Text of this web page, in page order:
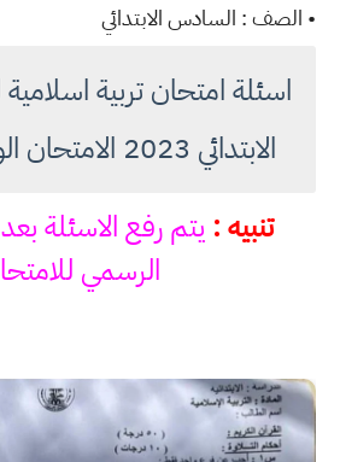
• الصف : السادس الابتدائي
اسئلة امتحان تربية
الابتدائي 2023 الامتحان الوزاري دور اول
تنبيه : يتم رفع الاسئلة
الرسمي